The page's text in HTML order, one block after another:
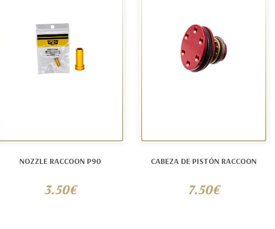
NOZZLE RACCOON P90
3.50€
CABEZA DE PISTÓN RACCOON
7.50€